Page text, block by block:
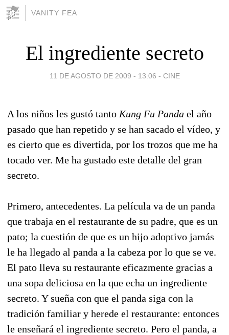
VANITY FEA
El ingrediente secreto
11 DE AGOSTO DE 2009 - 13:06 - CINE
A los niños les gustó tanto Kung Fu Panda el año
pasado que han repetido y se han sacado el vídeo, y
es cierto que es divertida, por los trozos que me ha
tocado ver. Me ha gustado este detalle del gran
secreto.
Primero, antecedentes. La película va de un panda
que trabaja en el restaurante de su padre, que es un
pato; la cuestión de que es un hijo adoptivo jamás
le ha llegado al panda a la cabeza por lo que se ve.
El pato lleva su restaurante eficazmente gracias a
una sopa deliciosa en la que echa un ingrediente
secreto. Y sueña con que el panda siga con la
tradición familiar y herede el restaurante: entonces
le enseñará el ingrediente secreto. Pero el panda, a